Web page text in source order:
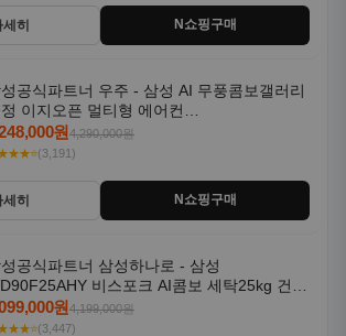
히 N쇼핑구매
공식파트너 우주 - 삼성 AI 무풍콤보갤러리
이지오픈 멀티형 에어컨
기본설치포함
원4,290,000원
(3,191)
히 N쇼핑구매
공식파트너 삼성하나로 - 삼성
비스포크 AI콤보 세탁25kg 건조
자동문열림 1등급
원4,199,000원
(3,447)